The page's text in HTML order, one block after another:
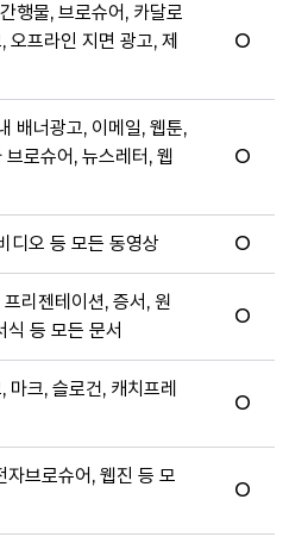
행물, 브로슈어, 카달로
오프라인 지면 광고, 제
O
배너광고, 이메일, 웹툰,
로슈어, 뉴스레터, 웹
O
디오 등 모든 동영상 O
리젠테이션, 증서, 원
식 등 모든 문서
O
마크, 슬로건, 캐치프레
O
자브로슈어, 웹진 등 모
O